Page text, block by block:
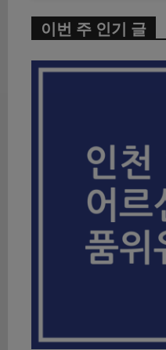
이번 주 인기 글